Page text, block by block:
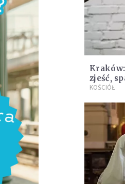
zjeść,
iKOŚCIÓŁ